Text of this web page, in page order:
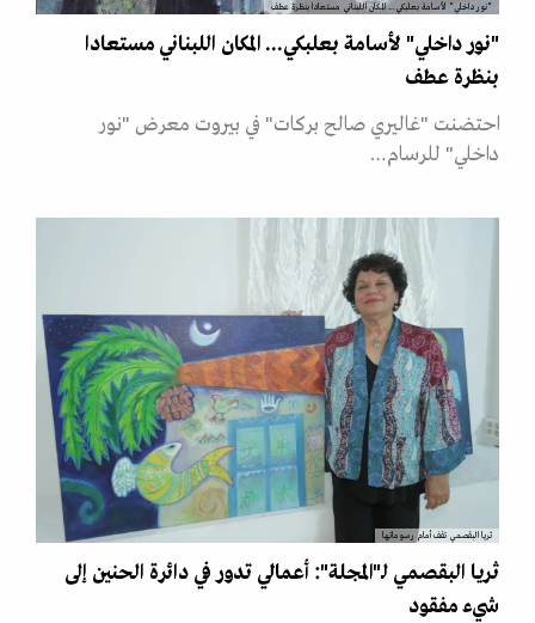
"نور داخلي" لأسامة بعلبكي... المكان اللبناني مستعادا بنظرة عطف
"نور داخلي" لأسامة بعلبكي... المكان اللبناني مستعادا
بنظرة عطف
احتضنت "غاليري صالح بركات" في بيروت معرض "نور
داخلي" للرسام…
ثريا البقصمي تقف أمام رسوماتها
ثريا البقصمي لـ"المجلة": أعمالي تدور في دائرة الحنين إلى
شيء مفقود